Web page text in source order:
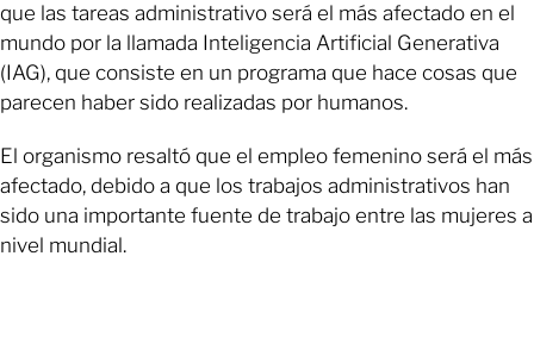
que las tareas administrativo será el más afectado en el
mundo por la llamada Inteligencia Artificial Generativa
(IAG), que consiste en un programa que hace cosas que
parecen haber sido realizadas por humanos.
El organismo resaltó que el empleo femenino será el más
afectado, debido a que los trabajos administrativos han
sido una importante fuente de trabajo entre las mujeres a
nivel mundial.